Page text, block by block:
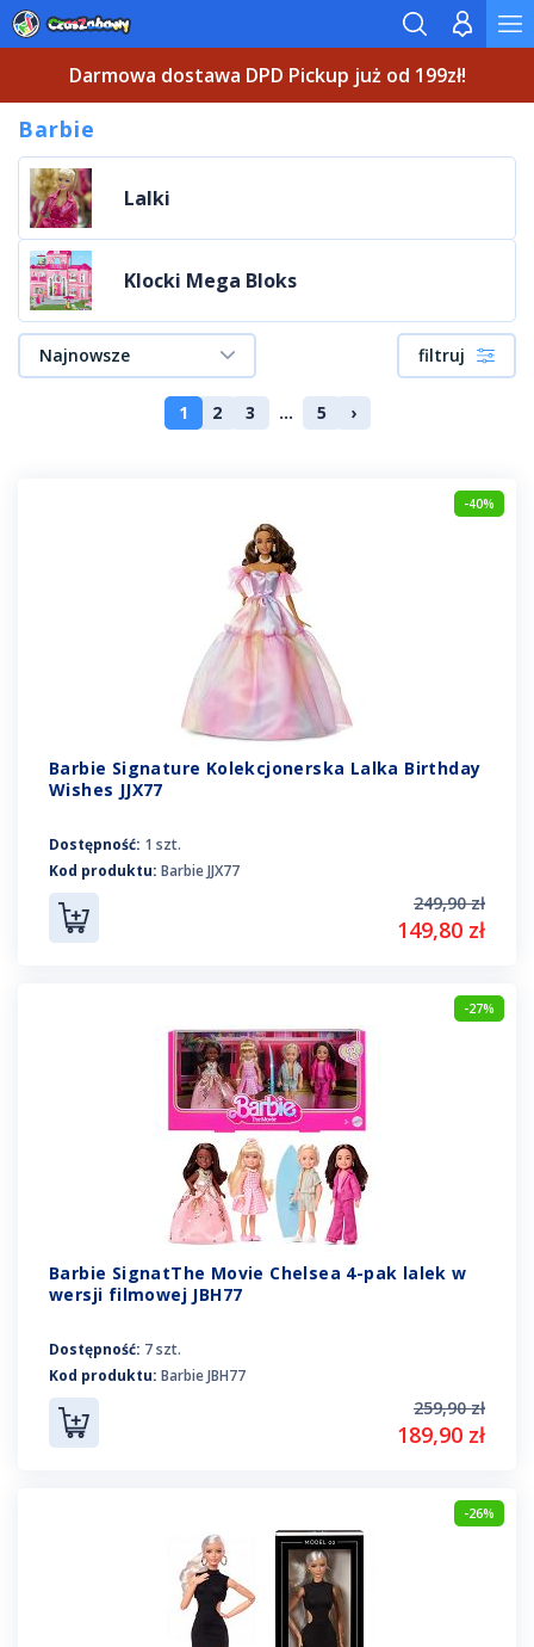
Darmowa dostawa DPD Pickup już od 199zł!
Barbie
Lalki
Klocki Mega Bloks
Najnowsze filtruj
1 2 3 ... 5 ›
-40%
Barbie Signature Kolekcjonerska Lalka Birthday
Wishes JJX77
Dostępność: 1 szt.
Kod produktu: Barbie JJX77
249,90 zł
149,80 zł
-27%
Barbie SignatThe Movie Chelsea 4-pak lalek w
wersji filmowej JBH77
Dostępność: 7 szt.
Kod produktu: Barbie JBH77
259,90 zł
189,90 zł
-26%